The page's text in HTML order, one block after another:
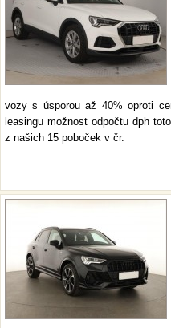
vozy s úsporou až 40% oproti
leasingu možnost odpočtu dph
z našich 15 poboček v čr.